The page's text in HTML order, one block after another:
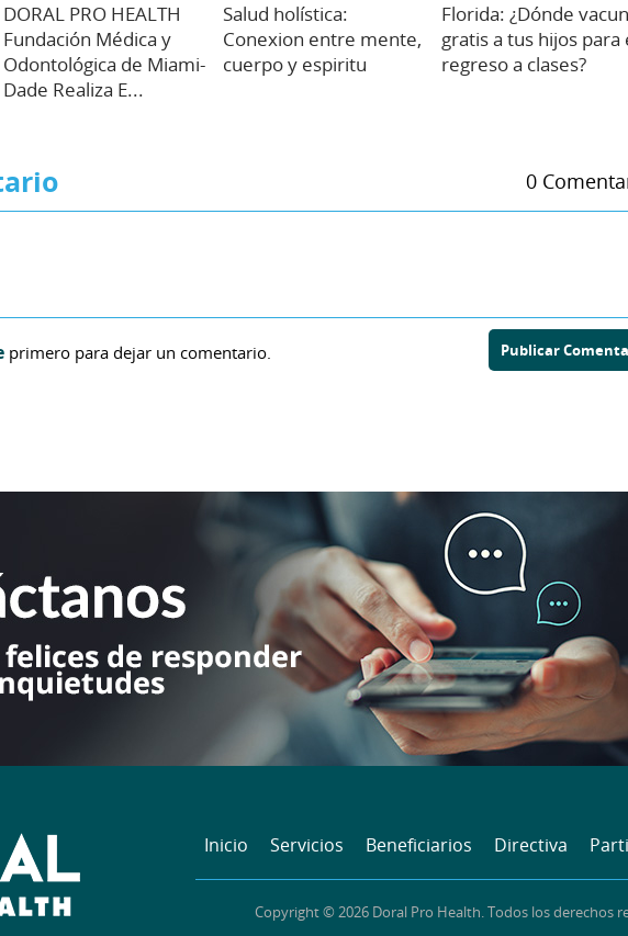
DORAL PRO HEALTH
Fundación Médica y
Odontológica de Miami-
Dade Realiza E...
Salud holística:
Conexion entre mente,
cuerpo y espiritu
Florida: ¿Dónde
gratis a tus hijos para
regreso a clases?
0
Publicar
primero para dejar un comentario.
Inicio Servicios Beneficiarios Directiva
Copyright © 2026 Doral Pro Health. Todos los derechos